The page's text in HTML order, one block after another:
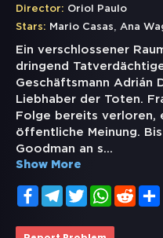
Director: Oriol Paulo
Stars: Mario Casas, Ana
Ein verschlossener
dringend
Geschäftsmann Adrián
Liebhaber der Toten.
Folge bereits verloren,
öffentliche Meinung.
Goodman an s...
Show More
FacebookTelegramTwitterWhatsApp